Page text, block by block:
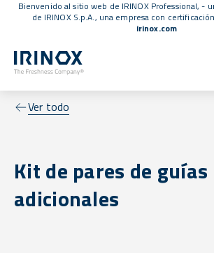
Bienvenido al sitio web de IRINOX Professional, -
de IRINOX S.p.A., una empresa con
irinox.com
Ver todo
Kit de pares de guías
adicionales